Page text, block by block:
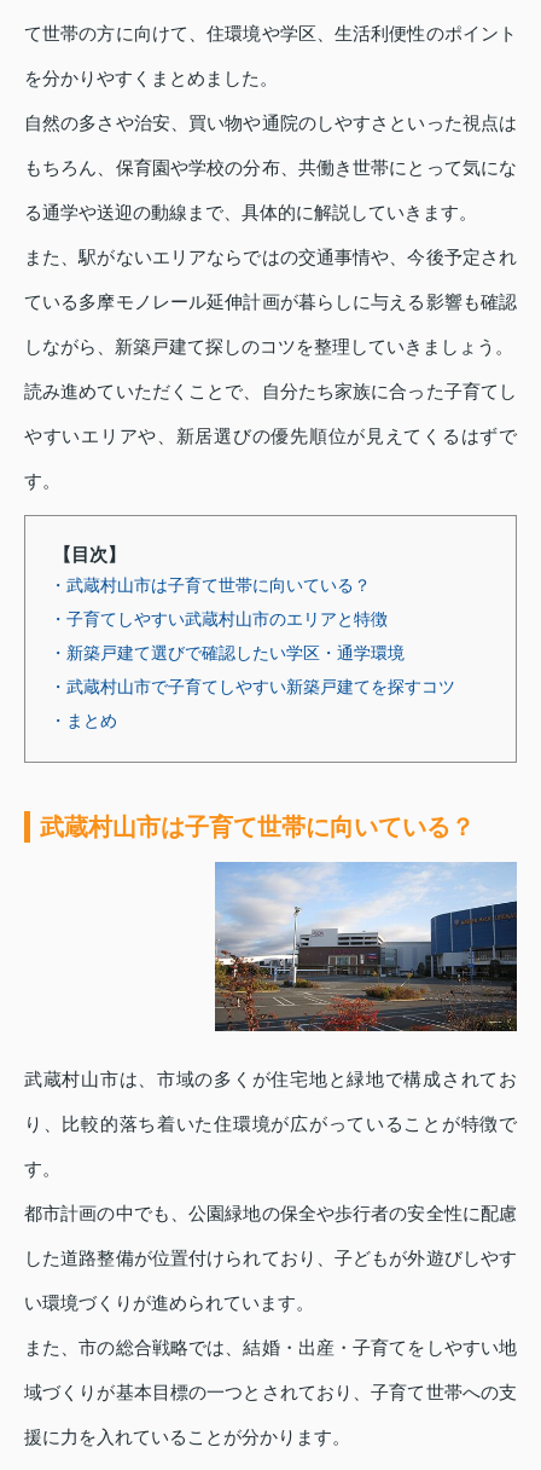
て世帯の方に向けて、住環境や学区、生活利便性のポイント
を分かりやすくまとめました。
自然の多さや治安、買い物や通院のしやすさといった視点は
もちろん、保育園や学校の分布、共働き世帯にとって気にな
る通学や送迎の動線まで、具体的に解説していきます。
また、駅がないエリアならではの交通事情や、今後予定され
ている多摩モノレール延伸計画が暮らしに与える影響も確認
しながら、新築戸建て探しのコツを整理していきましょう。
読み進めていただくことで、自分たち家族に合った子育てし
やすいエリアや、新居選びの優先順位が見えてくるはずで
す。
【目次】
・武蔵村山市は子育て世帯に向いている？
・子育てしやすい武蔵村山市のエリアと特徴
・新築戸建て選びで確認したい学区・通学環境
・武蔵村山市で子育てしやすい新築戸建てを探すコツ
・まとめ
武蔵村山市は子育て世帯に向いている？
武蔵村山市は、市域の多くが住宅地と緑地で構成されてお
り、比較的落ち着いた住環境が広がっていることが特徴で
す。
都市計画の中でも、公園緑地の保全や歩行者の安全性に配慮
した道路整備が位置付けられており、子どもが外遊びしやす
い環境づくりが進められています。
また、市の総合戦略では、結婚・出産・子育てをしやすい地
域づくりが基本目標の一つとされており、子育て世帯への支
援に力を入れていることが分かります。